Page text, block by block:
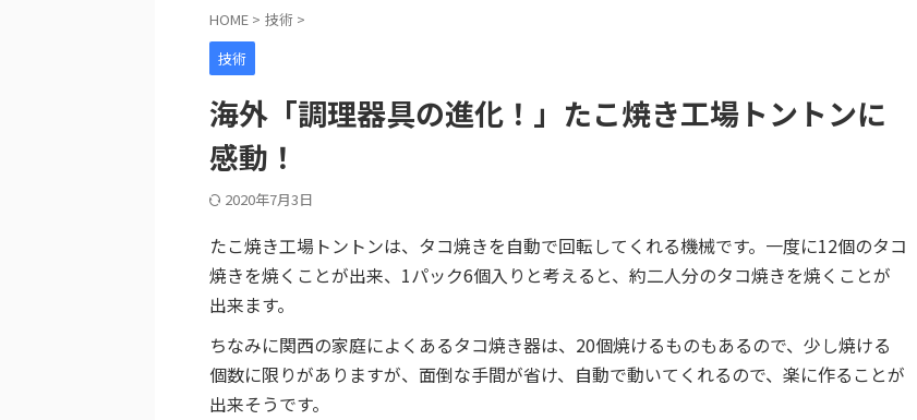
HOME > 技術 >
技術
海外「調理器具の進化！」たこ焼き工場トントンに
感動！
2020年7月3日
たこ焼き工場トントンは、タコ焼きを自動で回転してくれる機械です。一度に12個のタコ
焼きを焼くことが出来、1パック6個入りと考えると、約二人分のタコ焼きを焼くことが
出来ます。
ちなみに関西の家庭によくあるタコ焼き器は、20個焼けるものもあるので、少し焼ける
個数に限りがありますが、面倒な手間が省け、自動で動いてくれるので、楽に作ることが
出来そうです。